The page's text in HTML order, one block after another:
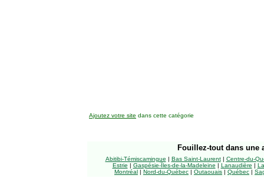
Ajoutez votre site dans cette catégorie
Fouillez-tout dans une
Abitibi-Témiscamingue | Bas Saint-Laurent| Centre-du-
Estrie | Gaspésie-Îles-de-la-Madeleine | Lanaudière |
Montréal | Nord-du-Québec | Outaouais | Québec |